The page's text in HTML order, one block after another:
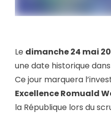
Le dimanche 24 mai
une date historique
Ce jour marquera
Excellence Romuald
la République lors du